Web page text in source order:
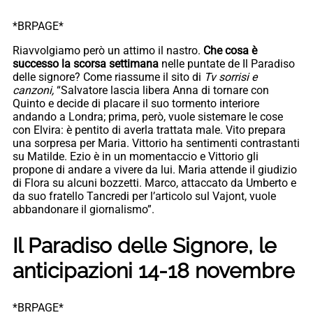
*BRPAGE*
Riavvolgiamo però un attimo il nastro. Che cosa è
successo la scorsa settimana nelle puntate de Il Paradiso
delle signore? Come riassume il sito di Tv sorrisi e
canzoni, “Salvatore lascia libera Anna di tornare con
Quinto e decide di placare il suo tormento interiore
andando a Londra; prima, però, vuole sistemare le cose
con Elvira: è pentito di averla trattata male. Vito prepara
una sorpresa per Maria. Vittorio ha sentimenti contrastanti
su Matilde. Ezio è in un momentaccio e Vittorio gli
propone di andare a vivere da lui. Maria attende il giudizio
di Flora su alcuni bozzetti. Marco, attaccato da Umberto e
da suo fratello Tancredi per l’articolo sul Vajont, vuole
abbandonare il giornalismo”.
Il Paradiso delle Signore, le
anticipazioni 14-18 novembre
*BRPAGE*